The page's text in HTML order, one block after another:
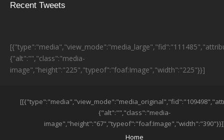
Recent Tweets
{"alt":"","class":"media-
image","height":"225","typeof":"foaf:Image","width":"225"}}]
ESPA BANNER
{"alt":"","class":"media-
Home